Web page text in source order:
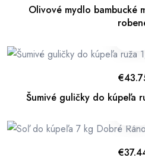
Olivové mydlo bambucké
Šumivé guličky do kúpeľa
€
€